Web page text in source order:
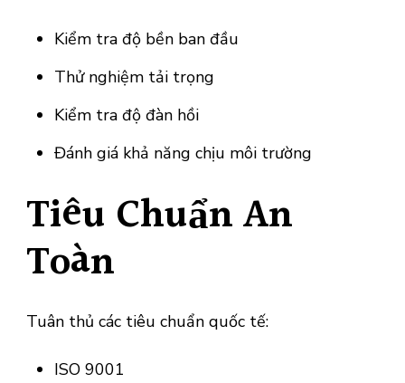
Kiểm tra độ bền ban đầu
Thử nghiệm tải trọng
Kiểm tra độ đàn hồi
Đánh giá khả năng chịu môi trường
Tiêu Chuẩn An
Toàn
Tuân thủ các tiêu chuẩn quốc tế:
ISO 9001